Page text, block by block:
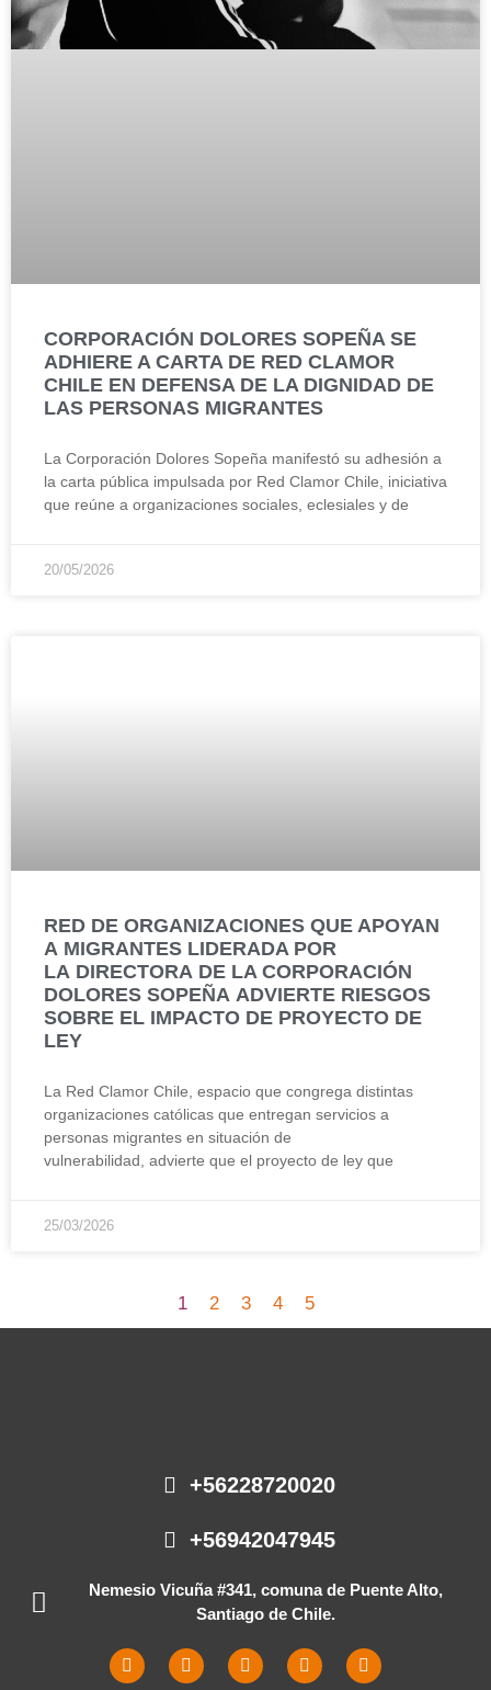
CORPORACIÓN DOLORES SOPEÑA SE
ADHIERE A CARTA DE RED CLAMOR
CHILE EN DEFENSA DE LA DIGNIDAD DE
LAS PERSONAS MIGRANTES
La Corporación Dolores Sopeña manifestó su adhesión a
la carta pública impulsada por Red Clamor Chile, iniciativa
que reúne a organizaciones sociales, eclesiales y de
20/05/2026
RED DE ORGANIZACIONES QUE APOYAN
A MIGRANTES LIDERADA POR
LA DIRECTORA DE LA CORPORACIÓN
DOLORES SOPEÑA ADVIERTE RIESGOS
SOBRE EL IMPACTO DE PROYECTO DE
LEY
La Red Clamor Chile, espacio que congrega distintas
organizaciones católicas que entregan servicios a
personas migrantes en situación de
vulnerabilidad, advierte que el proyecto de ley que
25/03/2026
1 2 3 4 5
+56228720020
+56942047945
Nemesio Vicuña #341, comuna de Puente Alto,
Santiago de Chile.